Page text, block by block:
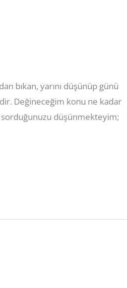
bıkan, yarını düşünüp günü
Değineceğim konu ne kadar
sorduğunuzu düşünmekteyim;